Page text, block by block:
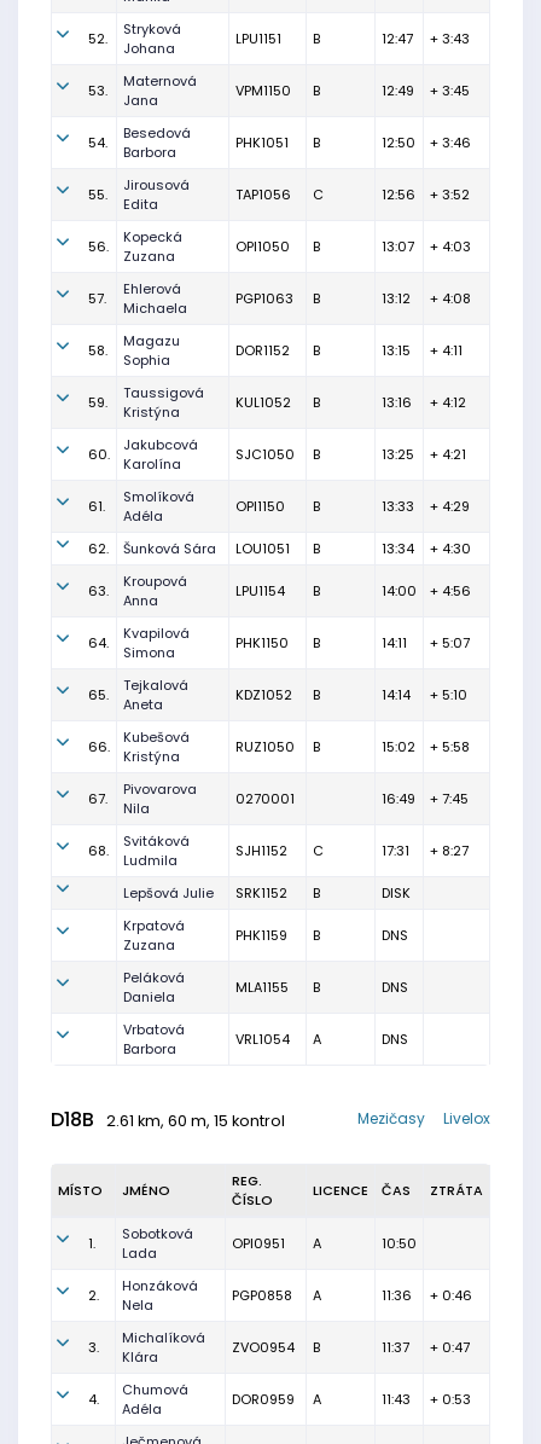
52.
Stryková
Johana
LPU1151 B 12:47 + 3:43
53.
Maternová
Jana
VPM1150 B 12:49 + 3:45
54.
Besedová
Barbora
PHK1051 B 12:50 + 3:46
55.
Jirousová
Edita
TAP1056 C 12:56 + 3:52
56.
Kopecká
Zuzana
OPI1050 B 13:07 + 4:03
57.
Ehlerová
Michaela
PGP1063 B 13:12 + 4:08
58.
Magazu
Sophia
DOR1152 B 13:15 + 4:11
59.
Taussigová
Kristýna
KUL1052 B 13:16 + 4:12
60.
Jakubcová
Karolína
SJC1050 B 13:25 + 4:21
61.
Smolíková
Adéla
OPI1150 B 13:33 + 4:29
62. Šunková Sára LOU1051 B 13:34 + 4:30
63.
Kroupová
Anna
LPU1154 B 14:00 + 4:56
64.
Kvapilová
Simona
PHK1150 B 14:11 + 5:07
65.
Tejkalová
Aneta
KDZ1052 B 14:14 + 5:10
66.
Kubešová
Kristýna
RUZ1050 B 15:02 + 5:58
67.
Pivovarova
Nila
0270001 16:49 + 7:45
68.
Svitáková
Ludmila
SJH1152 C 17:31 + 8:27
Lepšová Julie SRK1152 B
DISK
Krpatová
Zuzana
PHK1159 B DNS
Peláková
Daniela
MLA1155 B DNS
Vrbatová
Barbora
VRL1054 A DNS
D18B 2.61 km, 60 m, 15 kontrol Livelox
Mezičasy
MÍSTO JMÉNO
REG.
ČÍSLO
LICENCE ČAS ZTRÁTA
1.
Sobotková
Lada
OPI0951 A 10:50
2.
Honzáková
Nela
PGP0858 A 11:36 + 0:46
3.
Michalíková
Klára
ZVO0954 B 11:37 + 0:47
4.
Chumová
Adéla
DOR0959 A 11:43 + 0:53